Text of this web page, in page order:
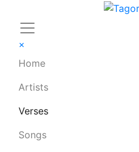
×
Home
Artists
Verses
Songs